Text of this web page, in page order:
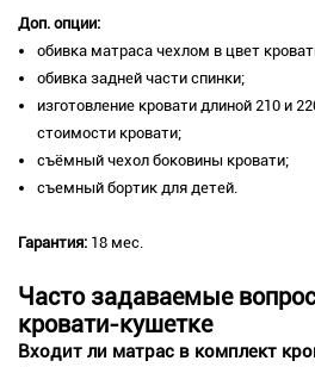
Доп. опции:
обивка матраса чехлом в цвет
обивка задней части спинки;
изготовление кровати длиной 210 и
стоимости кровати;
съёмный чехол боковины кровати;
съемный бортик для детей.
Гарантия: 18 мес.
Часто задаваемые
кровати-кушетке
Входит ли матрас в комплект